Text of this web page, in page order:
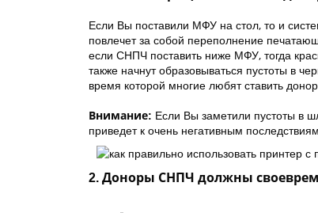
Если Вы поставили МФУ на стол, то и
повлечет за собой переполнение
если СНПЧ поставить ниже МФУ, тогда
также начнут образовываться пустоты в
время которой многие любят ставить
Внимание: Если Вы заметили пустоты в
приведет к очень негативным
2. Доноры СНПЧ должны